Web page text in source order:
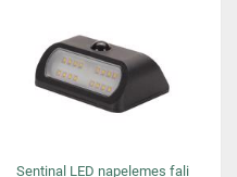
Sentinal LED napelemes fali